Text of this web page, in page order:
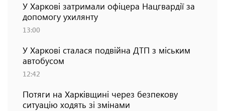
У Харкові затримали офіцера Нацгвардії за
допомогу ухилянту
13:00
У Харкові сталася подвійна ДТП з міським
автобусом
12:42
Потяги на Харківщині через безпекову
ситуацію ходять зі змінами